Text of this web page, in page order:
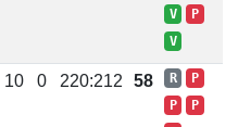
V
P
V
10 0 220:212 58 R
P
P
P